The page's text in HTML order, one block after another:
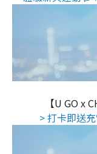
【U GO x
> 打卡即送